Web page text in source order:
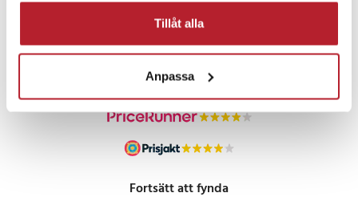
Tillåt alla
Anpassa
PRISGARANTI
UTFÖRSÄLJNING
Fortsätt att fynda